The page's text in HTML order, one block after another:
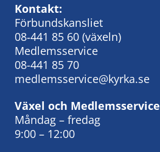
Kontakt:
Förbundskansliet
08‑441 85 60 (växeln)
Medlemsservice
08-441 85 70
medlemsservice@kyrka.se
Växel och Medlemsservice
Måndag – fredag
9:00 – 12:00